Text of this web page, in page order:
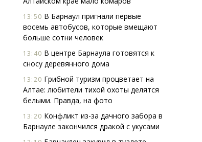
13:50 В Барнаул пригнали первые
восемь автобусов, которые вмещают
больше сотни человек
13:40 В центре Барнаула готовятся к
сносу деревянного дома
13:20 Грибной туризм процветает на
Алтае: любители тихой охоты делятся
белыми. Правда, на фото
13:20 Конфликт из-за дачного забора в
Барнауле закончился дракой с укусами